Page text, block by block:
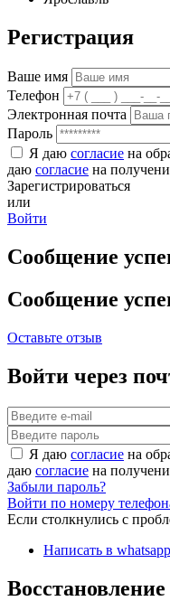
Регистрация
Ваше имя
Телефон
Электронная почта
Пароль
Я даю согласие на
даю согласие на
Зарегистрироваться
или
Войти
Сообщение
Сообщение
Оставьте отзыв
Войти через
Я даю согласие на
даю согласие на
Забыли пароль?
Войти по номеру
Если столкнулись с
Написать в whatsapp